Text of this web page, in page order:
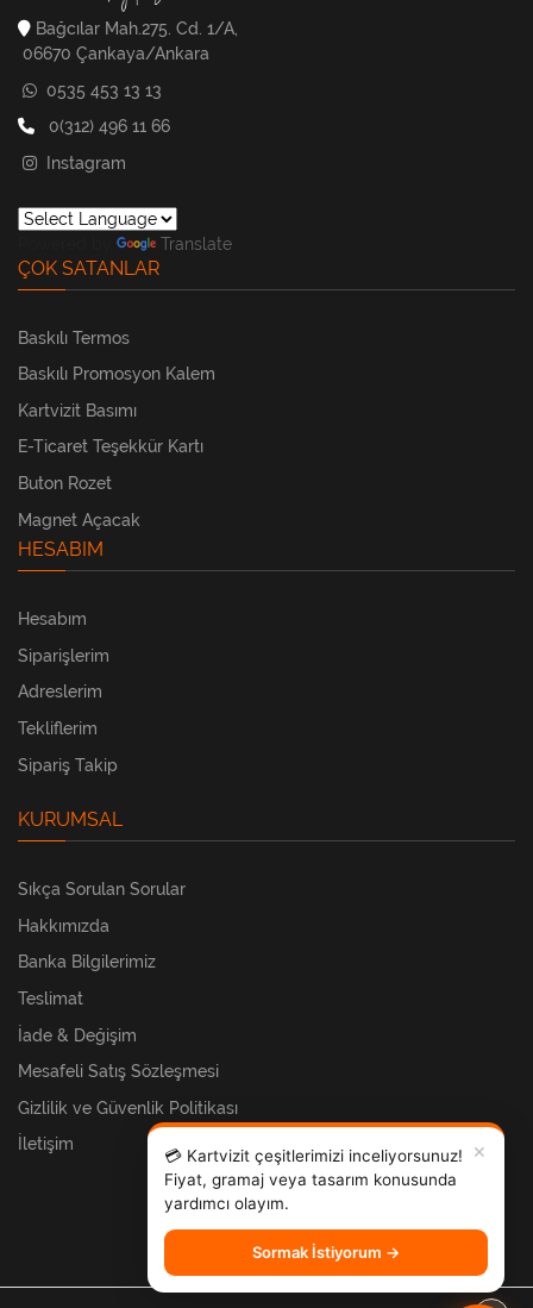
Bağcılar Mah.275. Cd. 1/A,
06670 Çankaya/Ankara
0535 453 13 13
0(312) 496 11 66
Instagram
Translate
ÇOK SATANLAR
Baskılı Termos
Baskılı Promosyon Kalem
Kartvizit Basımı
E-Ticaret Teşekkür Kartı
Buton Rozet
Magnet Açacak
HESABIM
Hesabım
Siparişlerim
Adreslerim
Tekliflerim
Sipariş Takip
KURUMSAL
Sıkça Sorulan Sorular
Hakkımızda
Banka Bilgilerimiz
Teslimat
İade & Değişim
Mesafeli Satış Sözleşmesi
Gizlilik ve Güvenlik Politikası
İletişim
✕
💳 Kartvizit çeşitlerimizi inceliyorsunuz!
Fiyat, gramaj veya tasarım konusunda
yardımcı olayım.
Sormak İstiyorum →